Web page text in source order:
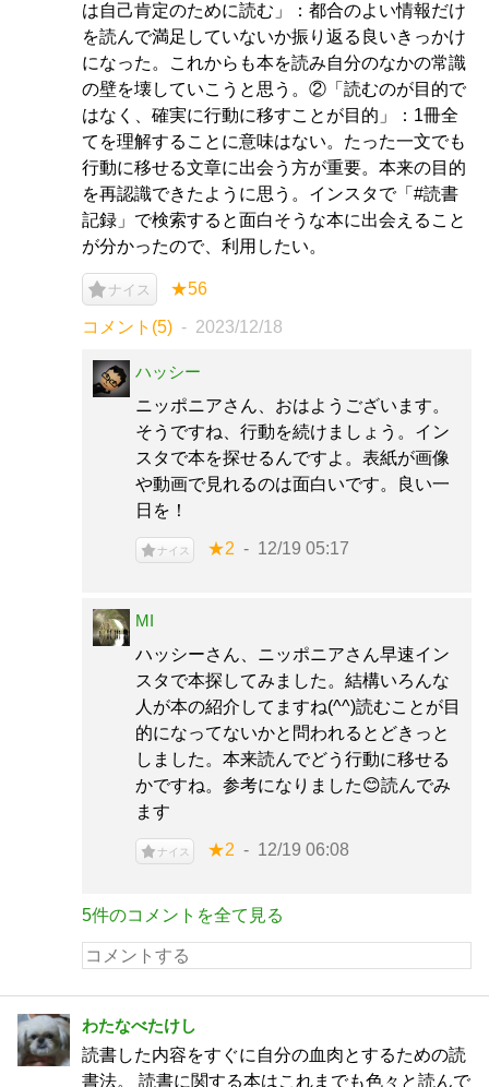
は自己肯定のために読む」：都合のよい情報だけ
を読んで満足していないか振り返る良いきっかけ
になった。これからも本を読み自分のなかの常識
の壁を壊していこうと思う。②「読むのが目的で
はなく、確実に行動に移すことが目的」：1冊全
てを理解することに意味はない。たった一文でも
行動に移せる文章に出会う方が重要。本来の目的
を再認識できたように思う。インスタで「#読書
記録」で検索すると面白そうな本に出会えること
が分かったので、利用したい。
ナイス ★56
コメント(5) 2023/12/18
ハッシー
ニッポニアさん、おはようございます。
そうですね、行動を続けましょう。イン
スタで本を探せるんですよ。表紙が画像
や動画で見れるのは面白いです。良い一
日を！
ナイス ★2 12/19 05:17
MI
ハッシーさん、ニッポニアさん早速イン
スタで本探してみました。結構いろんな
人が本の紹介してますね(^^)読むことが目
的になってないかと問われるとどきっと
しました。本来読んでどう行動に移せる
かですね。参考になりました😊読んでみ
ます
ナイス ★2 12/19 06:08
5件のコメントを全て見る
わたなべたけし
読書した内容をすぐに自分の血肉とするための読
書法。 読書に関する本はこれまでも色々と読んで